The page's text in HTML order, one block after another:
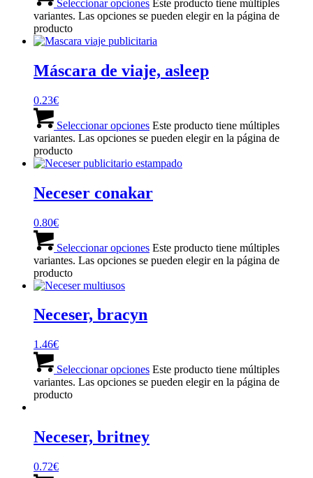
Seleccionar opciones Este producto tiene múltiples
variantes. Las opciones se pueden elegir en la página de
producto
Máscara de viaje, asleep
0.23€
Seleccionar opciones Este producto tiene múltiples
variantes. Las opciones se pueden elegir en la página de
producto
Neceser conakar
0.80€
Seleccionar opciones Este producto tiene múltiples
variantes. Las opciones se pueden elegir en la página de
producto
Neceser, bracyn
1.46€
Seleccionar opciones Este producto tiene múltiples
variantes. Las opciones se pueden elegir en la página de
producto
Neceser, britney
0.72€